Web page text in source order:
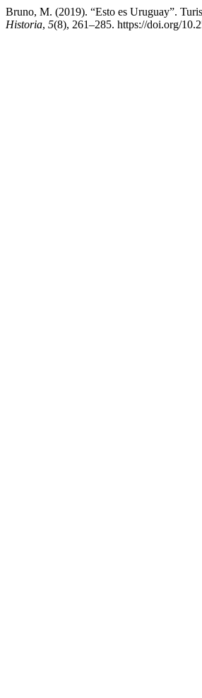
Bruno, M. (2019). “Esto es Uruguay”.
Historia, 5(8), 261–285. https://doi.org/